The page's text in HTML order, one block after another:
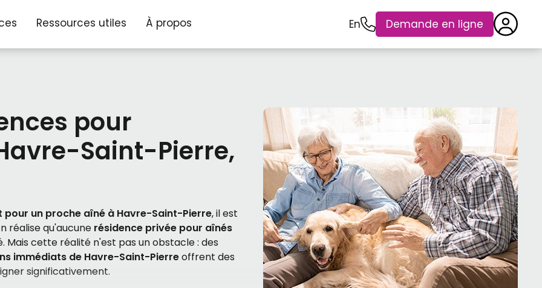
Ressources utiles À propos En Demande en ligne
pour
Saint-Pierre,
pour un proche aîné à Havre-Saint-Pierre, il est
réalise qu'aucune résidence privée pour aînés
cette réalité n'est pas un obstacle : des
immédiats de Havre-Saint-Pierreoffrent des
significativement.